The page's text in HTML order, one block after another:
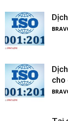
cho